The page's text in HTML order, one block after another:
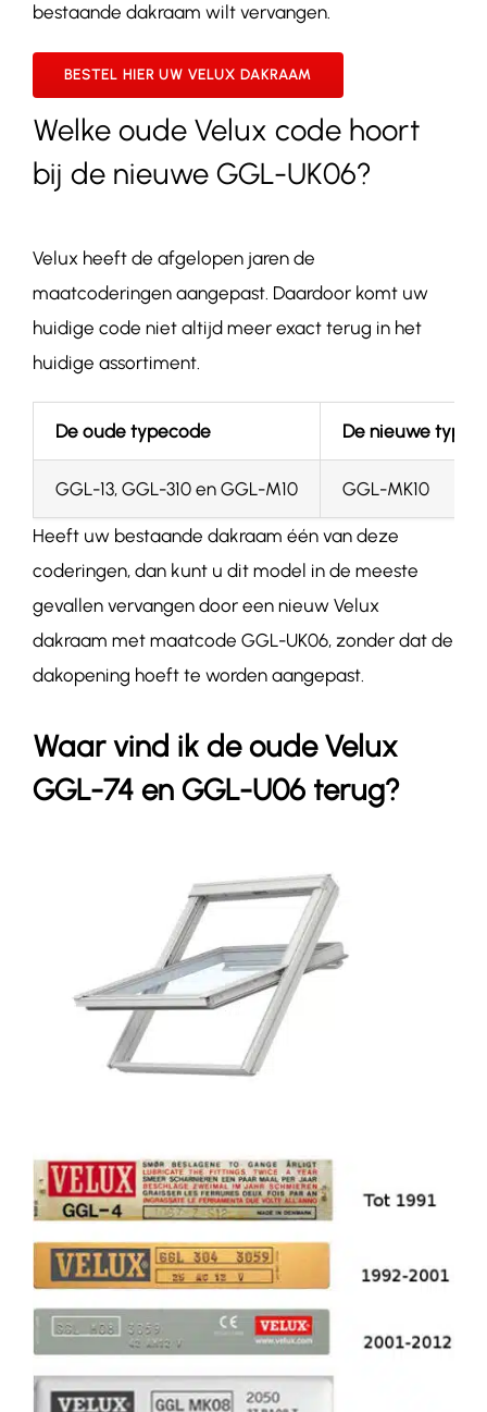
bestaande dakraam wilt vervangen.
BESTEL HIER UW VELUX DAKRAAM
Welke oude Velux code hoort
bij de nieuwe GGL-UK06?
Velux heeft de afgelopen jaren de
maatcoderingen aangepast. Daardoor komt uw
huidige code niet altijd meer exact terug in het
huidige assortiment.
De oude typecode De nieuwe
GGL-13, GGL-310 en GGL-M10 GGL-MK10
Heeft uw bestaande dakraam één van deze
coderingen, dan kunt u dit model in de meeste
gevallen vervangen door een nieuw Velux
dakraam met maatcode GGL-UK06, zonder dat de
dakopening hoeft te worden aangepast.
Waar vind ik de oude Velux
GGL-74 en GGL-U06 terug?